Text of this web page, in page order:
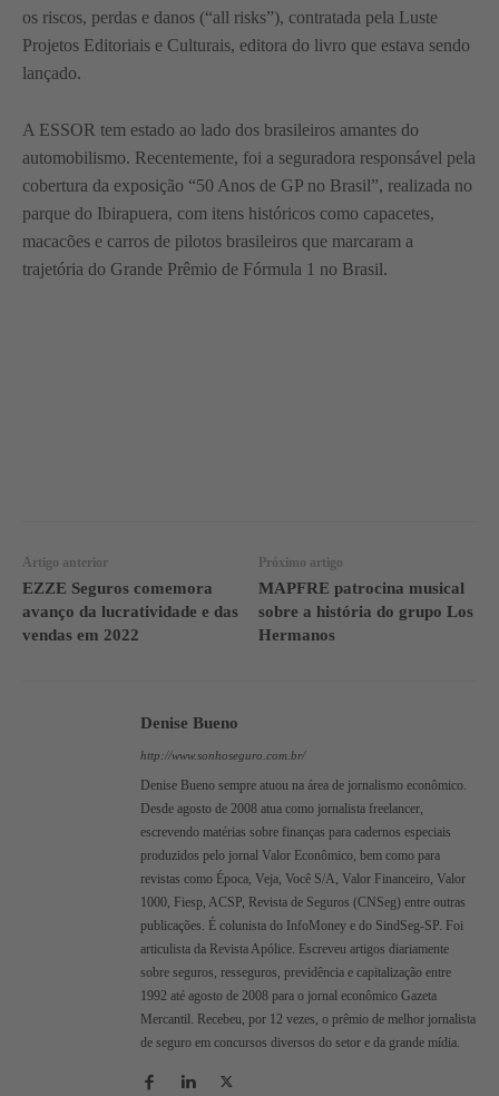
os riscos, perdas e danos (“all risks”), contratada pela Luste
Projetos Editoriais e Culturais, editora do livro que estava sendo
lançado.
A ESSOR tem estado ao lado dos brasileiros amantes do
automobilismo. Recentemente, foi a seguradora responsável pela
cobertura da exposição “50 Anos de GP no Brasil”, realizada no
parque do Ibirapuera, com itens históricos como capacetes,
macacões e carros de pilotos brasileiros que marcaram a
trajetória do Grande Prêmio de Fórmula 1 no Brasil.
Artigo anterior
EZZE Seguros comemora
avanço da lucratividade e das
vendas em 2022
Próximo artigo
MAPFRE patrocina musical
sobre a história do grupo Los
Hermanos
Denise Bueno
http://www.sonhoseguro.com.br/
Denise Bueno sempre atuou na área de jornalismo econômico.
Desde agosto de 2008 atua como jornalista freelancer,
escrevendo matérias sobre finanças para cadernos especiais
produzidos pelo jornal Valor Econômico, bem como para
revistas como Época, Veja, Você S/A, Valor Financeiro, Valor
1000, Fiesp, ACSP, Revista de Seguros (CNSeg) entre outras
publicações. É colunista do InfoMoney e do SindSeg-SP. Foi
articulista da Revista Apólice. Escreveu artigos diariamente
sobre seguros, resseguros, previdência e capitalização entre
1992 até agosto de 2008 para o jornal econômico Gazeta
Mercantil. Recebeu, por 12 vezes, o prêmio de melhor jornalista
de seguro em concursos diversos do setor e da grande mídia.